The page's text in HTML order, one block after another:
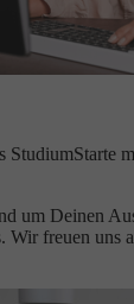
StudiumStarte
um Deinen
Wir freuen uns